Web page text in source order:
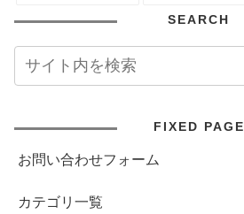
SEARCH
FIXED PAGE
お問い合わせフォーム
カテゴリ一覧